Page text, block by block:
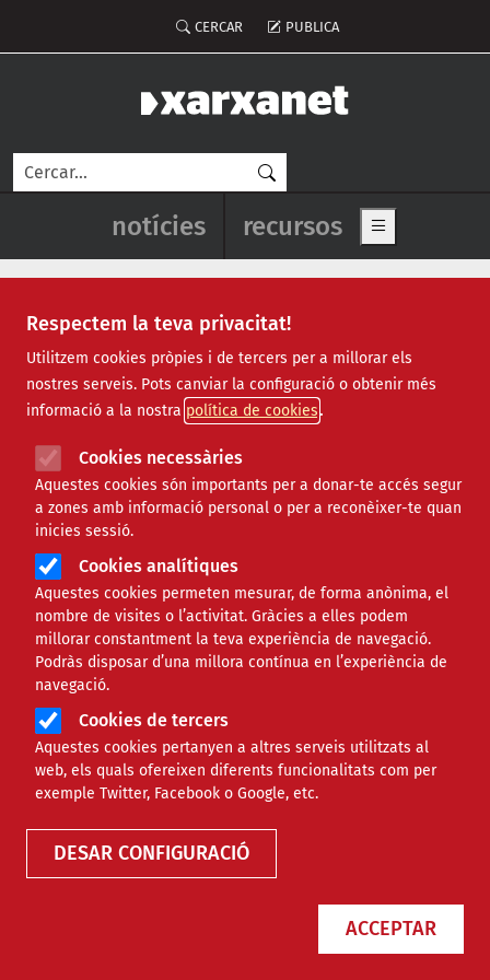
Respectem la teva privacitat!
Utilitzem cookies pròpies i de tercers per a millorar els
nostres serveis. Pots canviar la configuració o obtenir més
informació a la nostra política de cookies
Cookies necessàries
Aquestes cookies són importants per a donar-te accés segur
a zones amb informació personal o per a reconèixer-te quan
inicies sessió.
Cookies analítiques
Aquestes cookies permeten mesurar, de forma anònima, el
nombre de visites o l’activitat. Gràcies a elles podem
millorar constantment la teva experiència de navegació.
Podràs disposar d’una millora contínua en l’experiència de
navegació.
Cookies de tercers
Aquestes cookies pertanyen a altres serveis utilitzats al
web, els quals ofereixen diferents funcionalitats com per
exemple Twitter, Facebook o Google, etc.
DESAR CONFIGURACIÓ
ACCEPTAR
Menú del compte d'usuari
CERCAR PUBLICA
Cerca
Navegació principal de
notícies recursos Show main
Notícies
Totes | Ambiental | Comunitari | Cultural | Social
|
Internacional | Projectes | Jurídic | Tecnològic
Formació